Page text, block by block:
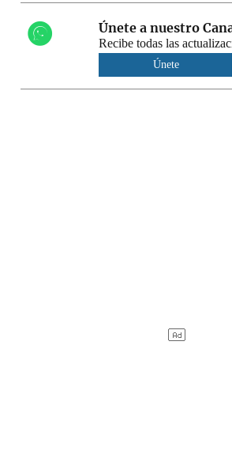
Únete a nuestro
Recibe todas las
Únete